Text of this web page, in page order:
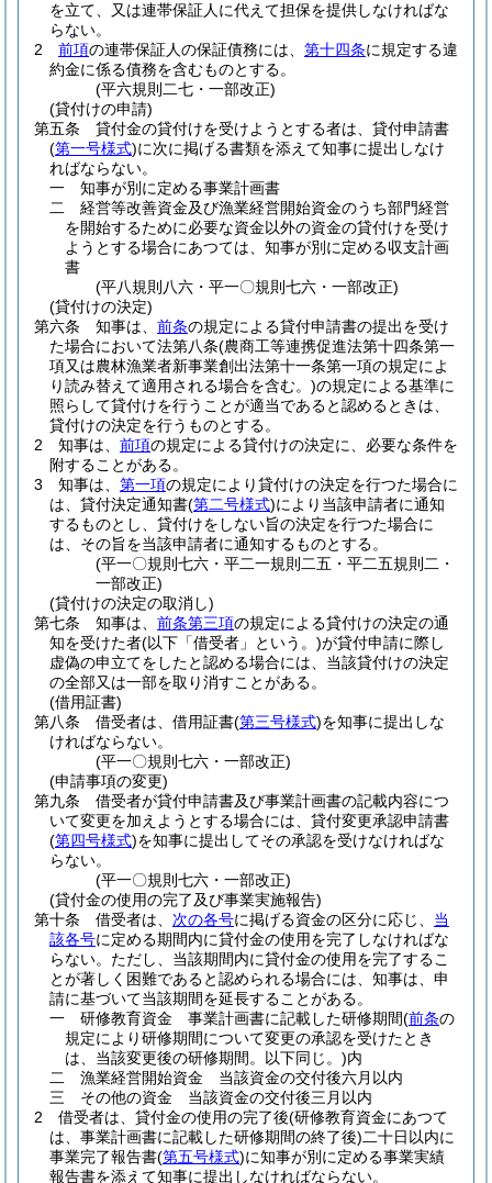
を立て、又は連帯保証人に代えて担保を提供しなければな
らない。
2
前項の連帯保証人の保証債務には、 第十四条に規定する違
約金に係る債務を含むものとする。
(平六規則二七・一部改正)
(貸付けの申請)
第五条
貸付金の貸付けを受けようとする者は、貸付申請書
(第一号様式)に次に掲げる書類を添えて知事に提出しなけ
ればならない。
一
知事が別に定める事業計画書
二
経営等改善資金及び漁業経営開始資金のうち部門経営
を開始するために必要な資金以外の資金の貸付けを受け
ようとする場合にあつては、知事が別に定める収支計画
書
(平八規則八六・平一〇規則七六・一部改正)
(貸付けの決定)
第六条
知事は、 前条の規定による貸付申請書の提出を受け
た場合において法第八条(農商工等連携促進法第十四条第一
項又は農林漁業者新事業創出法第十一条第一項の規定によ
り読み替えて適用される場合を含む。)の規定による基準に
照らして貸付けを行うことが適当であると認めるときは、
貸付けの決定を行うものとする。
2
知事は、 前項の規定による貸付けの決定に、必要な条件を
附することがある。
3
知事は、 第一項の規定により貸付けの決定を行つた場合に
は、貸付決定通知書(第二号様式)により当該申請者に通知
するものとし、貸付けをしない旨の決定を行つた場合に
は、その旨を当該申請者に通知するものとする。
(平一〇規則七六・平二一規則二五・平二五規則二・
一部改正)
(貸付けの決定の取消し)
第七条
知事は、 前条第三項の規定による貸付けの決定の通
知を受けた者(以下「借受者」という。)が貸付申請に際し
虚偽の申立てをしたと認める場合には、当該貸付けの決定
の全部又は一部を取り消すことがある。
(借用証書)
第八条
借受者は、借用証書(第三号様式)を知事に提出しな
ければならない。
(平一〇規則七六・一部改正)
(申請事項の変更)
第九条
借受者が貸付申請書及び事業計画書の記載内容につ
いて変更を加えようとする場合には、貸付変更承認申請書
(第四号様式)を知事に提出してその承認を受けなければな
らない。
(平一〇規則七六・一部改正)
(貸付金の使用の完了及び事業実施報告)
第十条
借受者は、 次の各号に掲げる資金の区分に応じ、 当
該各号に定める期間内に貸付金の使用を完了しなければな
らない。 ただし、当該期間内に貸付金の使用を完了するこ
とが著しく困難であると認められる場合には、知事は、申
請に基づいて当該期間を延長することがある。
一
研修教育資金 事業計画書に記載した研修期間(前条の
規定により研修期間について変更の承認を受けたとき
は、当該変更後の研修期間。以下同じ。)内
二
漁業経営開始資金 当該資金の交付後六月以内
三
その他の資金 当該資金の交付後三月以内
2
借受者は、貸付金の使用の完了後(研修教育資金にあつて
は、事業計画書に記載した研修期間の終了後)二十日以内に
事業完了報告書(第五号様式)に知事が別に定める事業実績
報告書を添えて知事に提出しなければならない。